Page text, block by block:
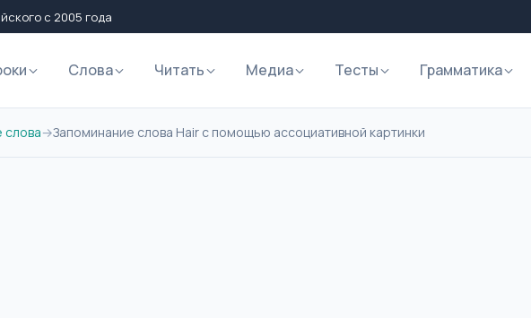
с 2005 года
Слова Читать Медиа Тесты Грамматика
слова→Запоминание слова Hair с помощью ассоциативной картинки